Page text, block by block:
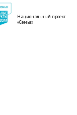
Национальный проект
«Семья»